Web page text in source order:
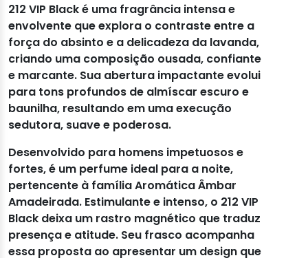
212 VIP Black é uma fragrância intensa e
envolvente que explora o contraste entre a
força do absinto e a delicadeza da lavanda,
criando uma composição ousada, confiante
e marcante. Sua abertura impactante evolui
para tons profundos de almíscar escuro e
baunilha, resultando em uma execução
sedutora, suave e poderosa.
Desenvolvido para homens impetuosos e
fortes, é um perfume ideal para a noite,
pertencente à família Aromática Âmbar
Amadeirada. Estimulante e intenso, o 212 VIP
Black deixa um rastro magnético que traduz
presença e atitude. Seu frasco acompanha
essa proposta ao apresentar um design que